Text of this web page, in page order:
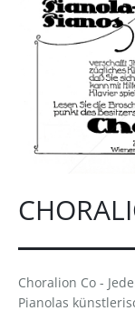
Konzerne
Choralion Co -
Pianolas